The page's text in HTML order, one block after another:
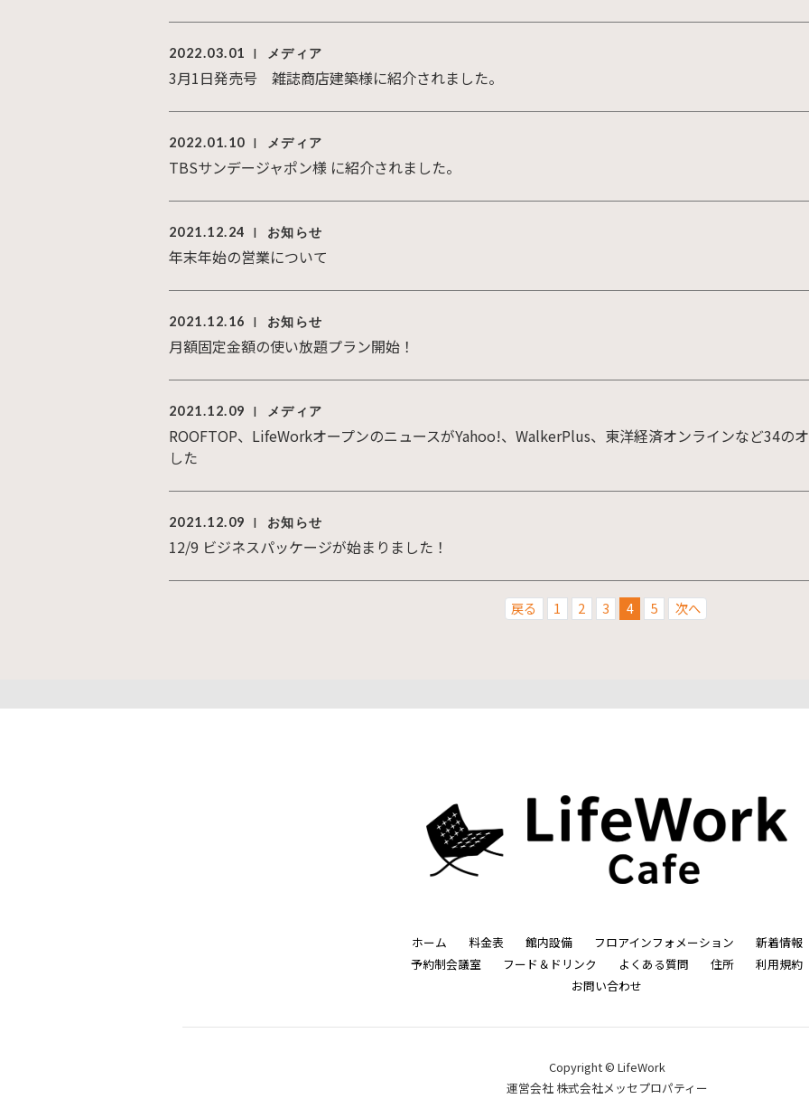
2022.03.01 | メディア
3月1日発売号 雑誌商店建築様に紹介されました。
2022.01.10 | メディア
TBSサンデージャポン様 に紹介されました。
2021.12.24 | お知らせ
年末年始の営業について
2021.12.16 | お知らせ
月額固定金額の使い放題プラン開始！
2021.12.09 | メディア
ROOFTOP、LifeWorkオープンのニュースがYahoo!、WalkerPlus、東洋経済オンラインなど34の
した
2021.12.09 | お知らせ
12/9 ビジネスパッケージが始まりました！
戻る 1 2 3 4 5 次へ
ホーム 料金表 館内設備 フロアインフォメーション
新着情報
予約制会議室
フード＆ドリンク よくある質問 住所
利用規約
お問い合わせ
Copyright © LifeWork
運営会社 株式会社メッセプロパティー